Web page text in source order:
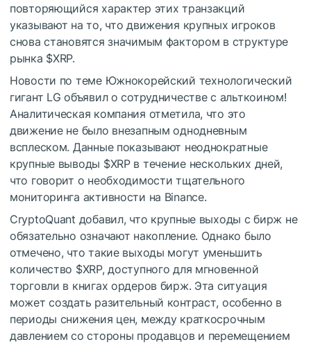
повторяющийся характер этих транзакций
указывают на то, что движения крупных игроков
снова становятся значимым фактором в структуре
рынка $XRP.
Новости по теме Южнокорейский технологический
гигант LG объявил о сотрудничестве с альткоином!
Аналитическая компания отметила, что это
движение не было внезапным однодневным
всплеском. Данные показывают неоднократные
крупные выводы $XRPв течение нескольких дней,
что говорит о необходимости тщательного
мониторинга активности на Binance.
CryptoQuant добавил, что крупные выходы с бирж не
обязательно означают накопление. Однако было
отмечено, что такие выходы могут уменьшить
количество $XRP, доступного для мгновенной
торговли в книгах ордеров бирж. Эта ситуация
может создать разительный контраст, особенно в
периоды снижения цен, между краткосрочным
давлением со стороны продавцов и перемещением